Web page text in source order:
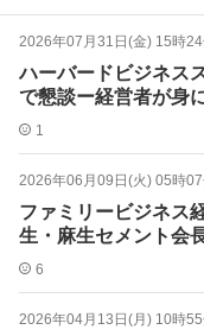
2026年07月31日(金) 15時
ハーバードビジネス
で懇談ー経営者が身
1
2026年06月09日(火) 05時
ファミリービジネス
生・麻生セメント会
6
2026年04月13日(月) 10時